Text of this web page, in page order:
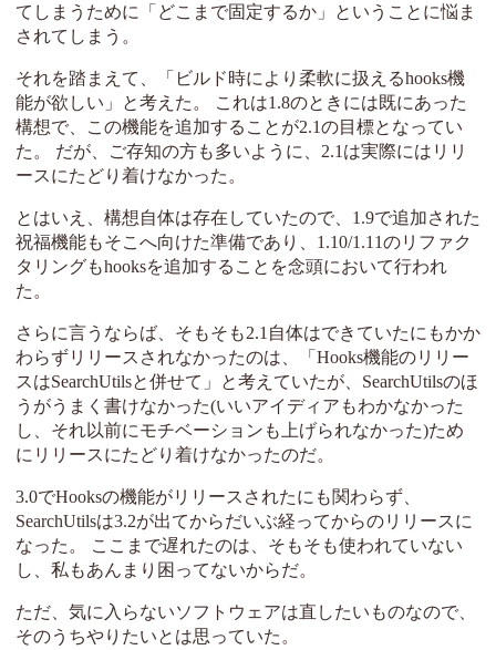
てしまうために「どこまで固定するか」ということに悩ま
されてしまう。
それを踏まえて、「ビルド時により柔軟に扱えるhooks機
能が欲しい」と考えた。 これは1.8のときには既にあった
構想で、この機能を追加することが2.1の目標となってい
た。 だが、ご存知の方も多いように、2.1は実際にはリリ
ースにたどり着けなかった。
とはいえ、構想自体は存在していたので、1.9で追加された
祝福機能もそこへ向けた準備であり、1.10/1.11のリファク
タリングもhooksを追加することを念頭において行われ
た。
さらに言うならば、そもそも2.1自体はできていたにもかか
わらずリリースされなかったのは、「Hooks機能のリリー
スはSearchUtilsと併せて」と考えていたが、SearchUtilsのほ
うがうまく書けなかった(いいアイディアもわかなかった
し、それ以前にモチベーションも上げられなかった)ため
にリリースにたどり着けなかったのだ。
3.0でHooksの機能がリリースされたにも関わらず、
SearchUtilsは3.2が出てからだいぶ経ってからのリリースに
なった。 ここまで遅れたのは、そもそも使われていない
し、私もあんまり困ってないからだ。
ただ、気に入らないソフトウェアは直したいものなので、
そのうちやりたいとは思っていた。